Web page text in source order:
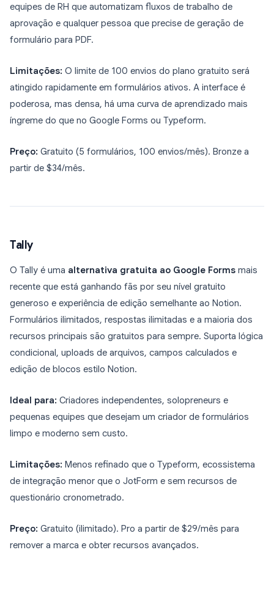
equipes de RH que automatizam fluxos de trabalho de
aprovação e qualquer pessoa que precise de geração de
formulário para PDF.
Limitações: O limite de 100 envios do plano gratuito será
atingido rapidamente em formulários ativos. A interface é
poderosa, mas densa, há uma curva de aprendizado mais
íngreme do que no Google Forms ou Typeform.
Preço: Gratuito (5 formulários, 100 envios/mês). Bronze a
partir de $34/mês.
Tally
O Tally é uma alternativa gratuita ao Google Forms mais
recente que está ganhando fãs por seu nível gratuito
generoso e experiência de edição semelhante ao Notion.
Formulários ilimitados, respostas ilimitadas e a maioria dos
recursos principais são gratuitos para sempre. Suporta lógica
condicional, uploads de arquivos, campos calculados e
edição de blocos estilo Notion.
Ideal para: Criadores independentes, solopreneurs e
pequenas equipes que desejam um criador de formulários
limpo e moderno sem custo.
Limitações: Menos refinado que o Typeform, ecossistema
de integração menor que o JotForm e sem recursos de
questionário cronometrado.
Preço: Gratuito (ilimitado). Pro a partir de $29/mês para
remover a marca e obter recursos avançados.